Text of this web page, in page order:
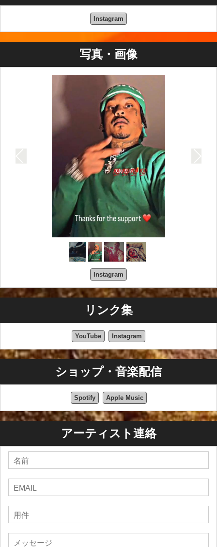
Instagram
写真・画像
Instagram
リンク集
YouTube Instagram
ショップ・音楽配信
Spotify Apple Music
アーティスト連絡